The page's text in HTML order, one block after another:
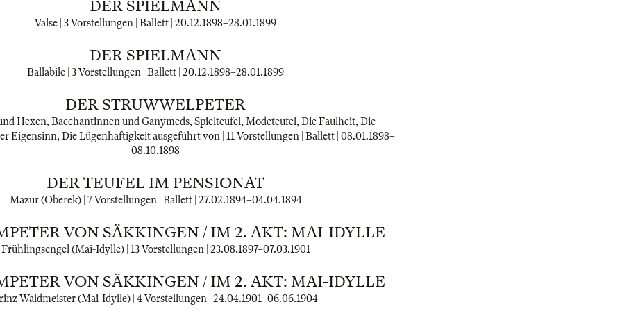
DER SPIELMANN
Valse | 3 Vorstellungen | Ballett | 20.12.1898–28.01.1899
DER SPIELMANN
Ballabile | 3 Vorstellungen | Ballett | 20.12.1898–28.01.1899
DER STRUWWELPETER
Hexen, Bacchantinnen und Ganymeds, Spielteufel, Modeteufel, Die Faulheit, Die
Eigensinn, Die Lügenhaftigkeit ausgeführt von | 11 Vorstellungen | Ballett | 08.01.1898–
08.10.1898
DER TEUFEL IM PENSIONAT
Mazur (Oberek) | 7 Vorstellungen | Ballett | 27.02.1894–04.04.1894
VON SÄKKINGEN / IM 2. AKT: MAI-IDYLLE
Frühlingsengel (Mai-Idylle) | 13 Vorstellungen | 23.08.1897–07.03.1901
VON SÄKKINGEN / IM 2. AKT: MAI-IDYLLE
Waldmeister (Mai-Idylle) | 4 Vorstellungen | 24.04.1901–06.06.1904